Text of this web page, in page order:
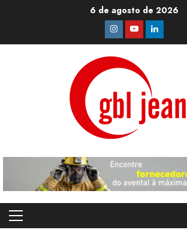
6 de agosto de 2026
Instagram
YoutubeLinkedin
Primary